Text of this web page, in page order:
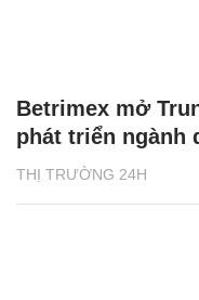
THỊ TRƯỜNG 24H
Betrimex mở
phát triển ngành